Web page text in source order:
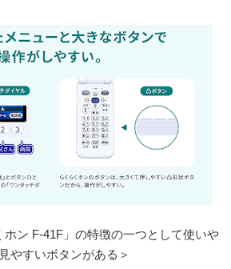
ン F-41F」の特徴の一つとして使いや
やすいボタンがある＞